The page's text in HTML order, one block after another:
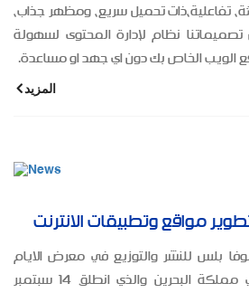
تفاعلية،ذات تحميل سريع، ومظهر جذاب،
نظام لإدارة المحتوى لسهولة
الويب الخاص بك دون اي جهد او مساعدة.
المزيد
مواقع وتطبيقات الانترنت
بلس للنشر والتوزيع في معرض الايام
الثقافي في مملكة البحرين والذي انطلق 14 سبتمبر